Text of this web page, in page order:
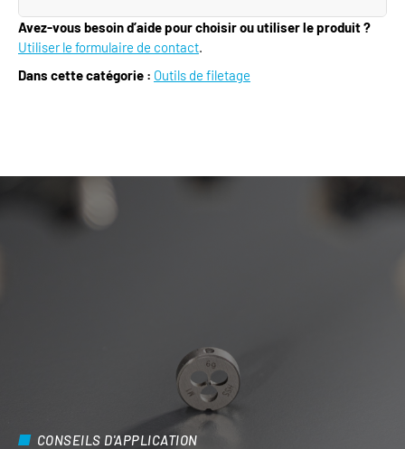
Avez-vous besoin d’aide pour choisir ou utiliser le produit ?
Utiliser le formulaire de contact.
Dans cette catégorie : Outils de filetage
CONSEILS D'APPLICATION